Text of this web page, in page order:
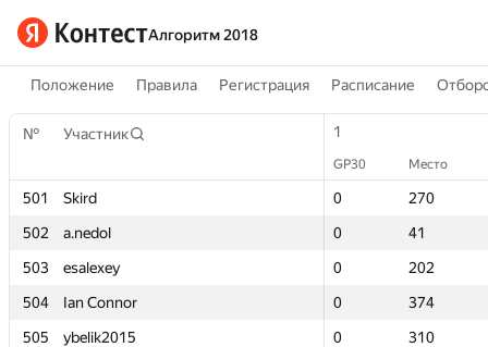
Алгоритм 2018
Положение Правила Регистрация Расписание
№ Участник 1
GP30 Место
501 Skird 0
270
502
a.nedol 0
41
503
esalexey 0
202
504
Ian Connor 0
374
505
ybelik2015 0
310
№ Участник 1
GP30 Место
501 Skird 0
270
502
a.nedol 0
41
503
esalexey 0
202
504
Ian Connor 0
374
505
ybelik2015 0
310